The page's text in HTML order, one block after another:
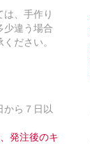
、手作り
少違う場合
ださい。
ら７日以
発注後のキ